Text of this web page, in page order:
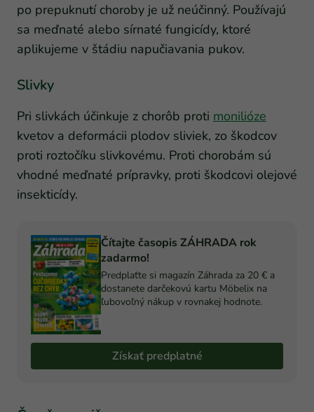
po prepuknutí choroby je už neúčinný. Používajú
sa meďnaté alebo sírnaté fungicídy, ktoré
aplikujeme v štádiu napučiavania pukov.
Slivky
Pri slivkách účinkuje z chorôb proti monilióze
kvetov a deformácii plodov sliviek, zo škodcov
proti roztočíku slivkovému. Proti chorobám sú
vhodné meďnaté prípravky, proti škodcovi olejové
insekticídy.
Čítajte časopis ZÁHRADA rok
zadarmo!
Predplaťte si magazín Záhrada za 20 € a
dostanete darčekovú kartu Möbelix na
ľubovoľný nákup v rovnakej hodnote.
Získať predplatné